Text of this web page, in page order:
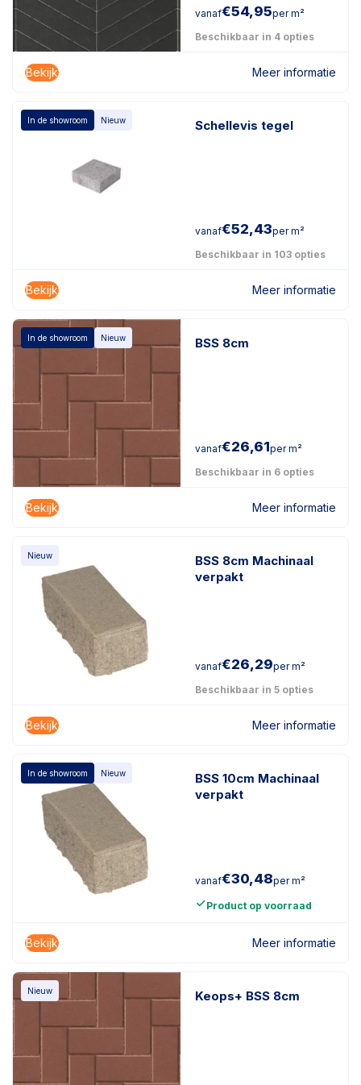
vanaf€54,95per m²
Beschikbaar in 4 opties
Bekijk Meer informatie
In de showroom Nieuw Schellevis tegel
vanaf€52,43per m²
Beschikbaar in 103 opties
Bekijk Meer informatie
In de showroom Nieuw BSS 8cm
vanaf€26,61per m²
Beschikbaar in 6 opties
Bekijk Meer informatie
Nieuw
BSS 8cm Machinaal
verpakt
vanaf€26,29per m²
Beschikbaar in 5 opties
Bekijk Meer informatie
In de showroom Nieuw
BSS 10cm Machinaal
verpakt
vanaf€30,48per m²
Product op voorraad
Bekijk Meer informatie
Nieuw Keops+ BSS 8cm